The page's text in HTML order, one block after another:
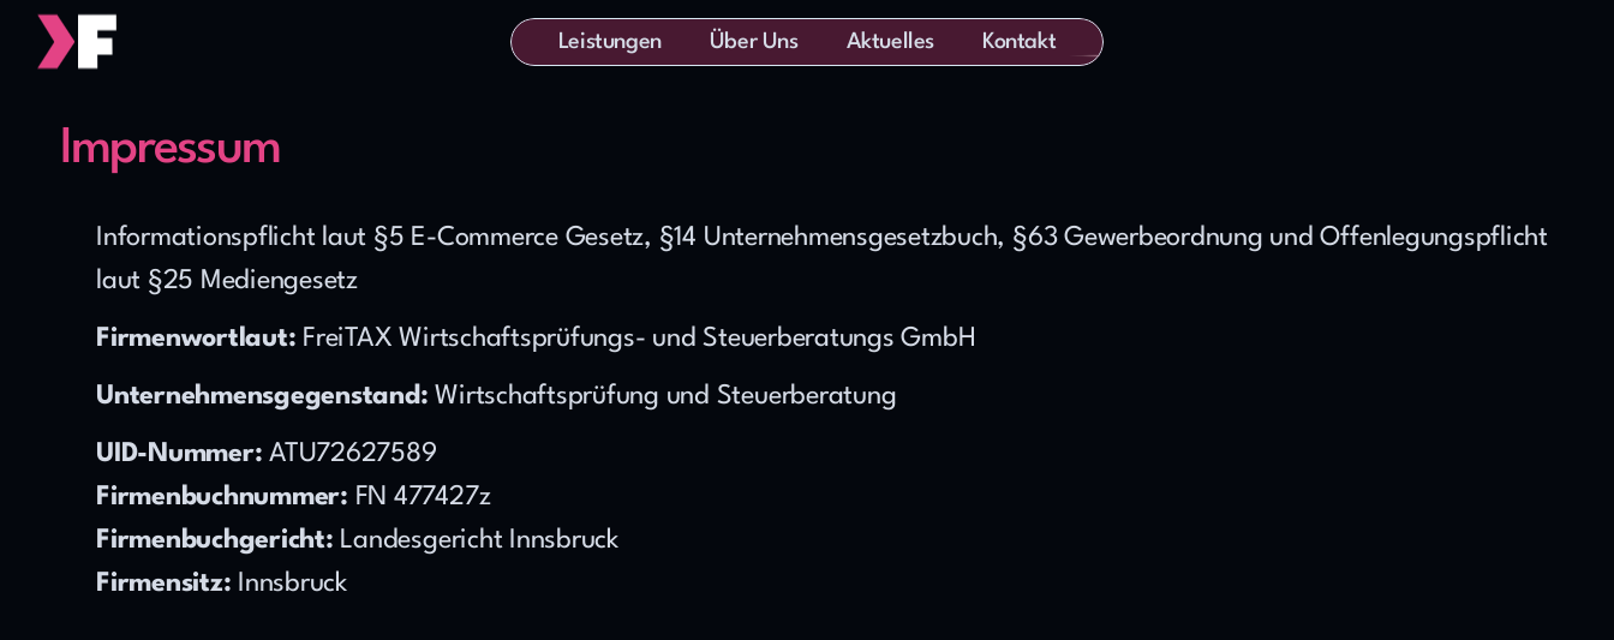
Leistungen Über Uns Aktuelles Kontakt
Impressum
Informationspflicht laut §5 E-Commerce Gesetz, §14 Unternehmensgesetzbuch, §63 Gewerbeordnung und Offenlegungspflicht
laut §25 Mediengesetz
Firmenwortlaut: FreiTAX Wirtschaftsprüfungs- und Steuerberatungs GmbH
Unternehmensgegenstand: Wirtschaftsprüfung und Steuerberatung
UID-Nummer: ATU72627589
Firmenbuchnummer: FN 477427z
Firmenbuchgericht: Landesgericht Innsbruck
Firmensitz: Innsbruck